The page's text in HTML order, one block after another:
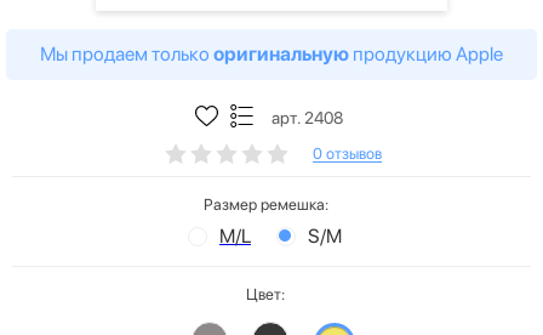
Мы продаем только оригинальную продукцию Apple
арт. 2408
0 отзывов
Размер ремешка:
M/L S/M
Цвет: